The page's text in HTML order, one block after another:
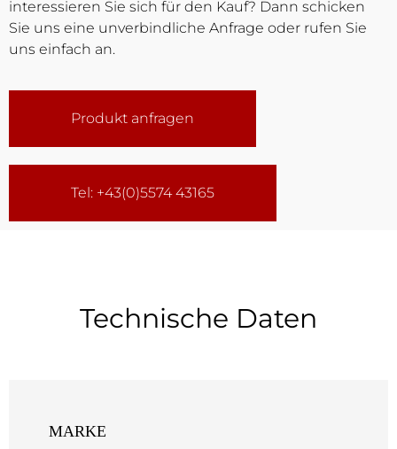
interessieren Sie sich für den Kauf? Dann schicken
Sie uns eine unverbindliche Anfrage oder rufen Sie
uns einfach an.
Produkt anfragen
Tel: +43(0)5574 43165
Technische Daten
MARKE